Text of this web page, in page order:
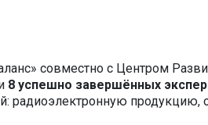
совместно с Центром
8 успешно завершённых
радиоэлектронную